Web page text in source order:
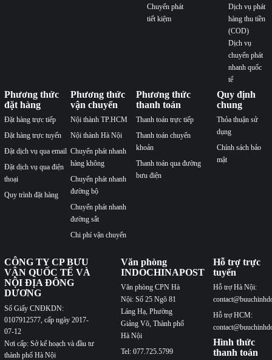
Chuyển phát
tiết kiệm
Dịch vụ phát
hàng thu tiền
(COD)
Dịch vụ
chuyển phát
nhanh quốc
tế
Phương thức
đặt hàng
Đặt hàng trực tiếp
Đặt hàng trực tuyến
Đặt dịch vụ qua email
Đặt dịch vụ qua điện
thoại
Quy trình đặt hàng
Phương thức
vận chuyển
Nội thành TP.HCM
Nội thành Hà Nội
Chuyển phát nhanh
hàng không
Chuyển phát nhanh
đường bộ
Chuyển phát nhanh
đường sắt
Chi phí vận chuyển
Phương thức
thanh toán
Thanh toán trực tiếp
Thanh toán chuyển
khoản
Thanh toán qua đường
bưu điện
Quy định
chung
Thỏa thuận sử
dụng
Chính sách bảo
mật
CÔNG TY CP BƯU
VẬN QUỐC TẾ VÀ
NỘI ĐỊA ĐÔNG
DƯƠNG
Số Giấy CNĐKDN:
0107912577, cấp ngày 2017-
07-12
Nơi cấp: Sở kế hoạch và đầu tư
thành phố Hà Nội
Văn phòng
INDOCHINAPOST
Văn phòng CPN Hà
Nội: Số 25 Ngõ 81
Láng Hạ, Phường
Giảng Võ, Thành phố
Hà Nội
Tel: 077.725.5799
Hỗ trợ trực
tuyến
Hỗ trợ Hà Nội:
Hỗ trợ HCM:
Hình thức
thanh toán